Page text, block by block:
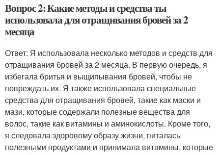
Вопрос 2: Какие методы и средства ты
использовала для отращивания бровей за 2
месяца
Ответ: Я использовала несколько методов и средств для
отращивания бровей за 2 месяца. В первую очередь, я
избегала бритья и выщипывания бровей, чтобы не
повреждать их. Я также использовала специальные
средства для отращивания бровей, такие как маски и
мази, которые содержали полезные вещества для
волос, такие как витамины и аминокислоты. Кроме того,
я следовала здоровому образу жизни, питалась
полезными продуктами и принимала витамины, которые